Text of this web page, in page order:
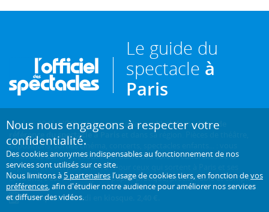
Le guide du
spectacle à
Paris
Créé en 1946, L'Officiel des spectacles estl'hebdomadaire de
référence du spectacle à Paris
et dans sa région. Pièces de théâtre,
expositions, sorties cinéma, concerts, spectacles enfants... : vous
trouverez sur ce site toute l'actualité des sorties culturelles de la
capitale, et bien plus encore ! Pour ceux qui sortent à Paris et ses
environs, c'est aussi le guide papier pratique, précis, fiable et complet.
Chaque mercredi en kiosque. 2,40 €.
Nous nous engageons à respecter votre
confidentialité.
Des cookies anonymes indispensables au fonctionnement de nos
services sont utilisés sur ce site.
Nous limitons à 5 partenaires l’usage de cookies tiers, en fonction devos
préférences, afin d'étudier notre audience pour améliorer nos services
et diffuser des vidéos.